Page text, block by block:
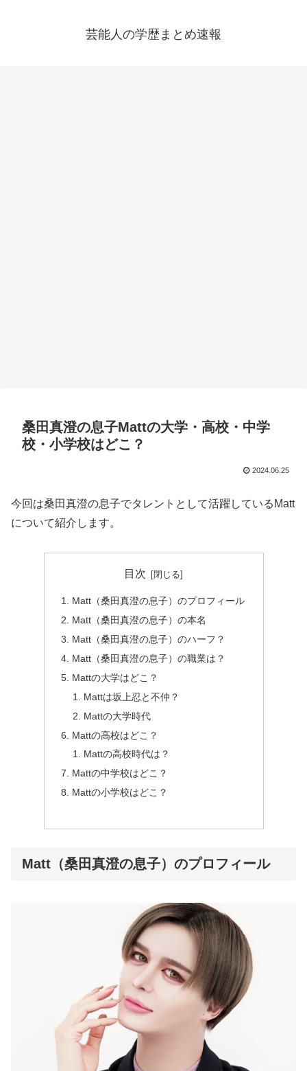
芸能人の学歴まとめ速報
桑田真澄の息子Mattの大学・高校・中学
校・小学校はどこ？
2024.06.25
今回は桑田真澄の息子でタレントとして活躍しているMatt
について紹介します。
目次
Matt（桑田真澄の息子）のプロフィール
Matt（桑田真澄の息子）の本名
Matt（桑田真澄の息子）のハーフ？
Matt（桑田真澄の息子）の職業は？
Mattの大学はどこ？
Mattは坂上忍と不仲？
Mattの大学時代
Mattの高校はどこ？
Mattの高校時代は？
Mattの中学校はどこ？
Mattの小学校はどこ？
Matt（桑田真澄の息子）のプロフィール